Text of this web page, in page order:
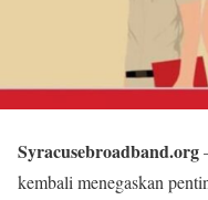
Syracusebroadband.org
kembali menegaskan